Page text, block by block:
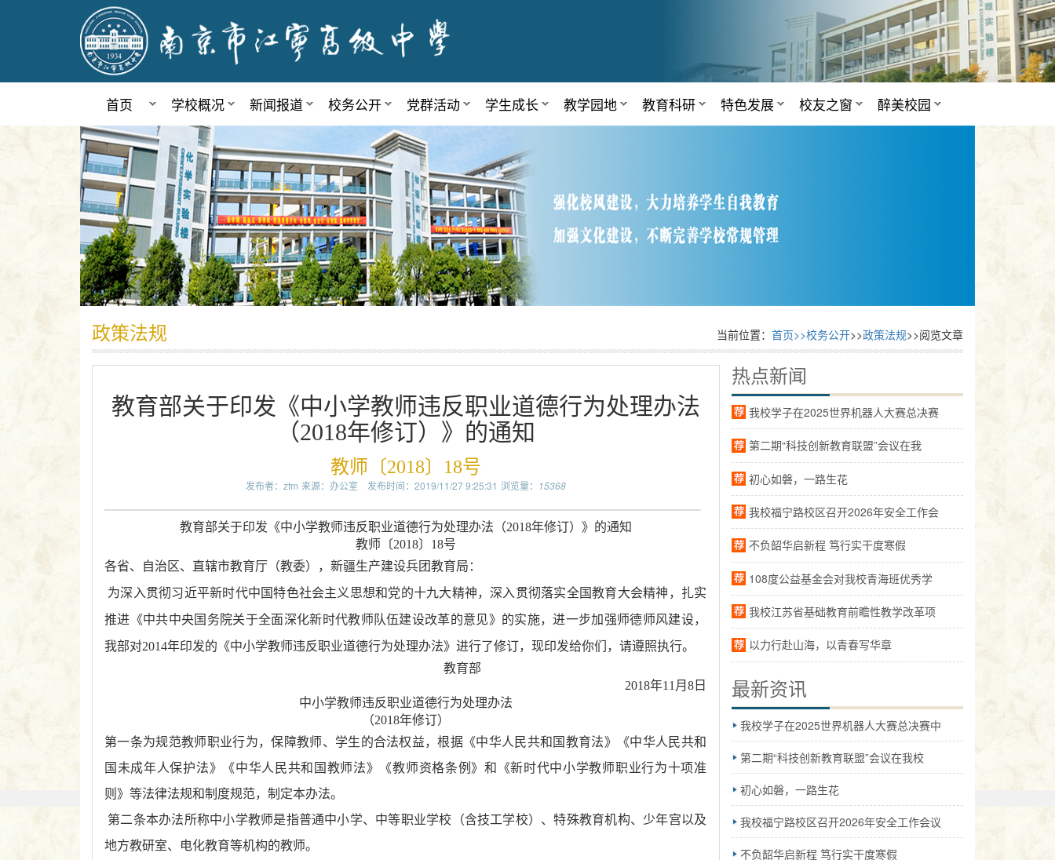
首页 学校概况 新闻报道 校务公开 党群活动 学生成长 教学园地 教育科研 特色发展 校友之窗 醉美校园
政策法规 当前位置： 首页>>校务公开>>政策法规>>阅览文章
教育部关于印发《中小学教师违反职业道德行为处理办法
（2018年修订）》的通知
教师〔2018〕18号
发布者：zfm 来源：办公室 发布时间：2019/11/27 9:25:31 浏览量： 15368
教育部关于印发《中小学教师违反职业道德行为处理办法（2018年修订）》的通知
教师〔2018〕 18号
各省、自治区、直辖市教育厅（教委），新疆生产建设兵团教育局：
为深入贯彻习近平新时代中国特色社会主义思想和党的十九大精神，深入贯彻落实全国教育大会精神，扎实
推进《中共中央国务院关于全面深化新时代教师队伍建设改革的意见》的实施，进一步加强师德师风建设，
我部对2014年印发的《中小学教师违反职业道德行为处理办法》进行了修订，现印发给你们，请遵照执行。
教育部
2018年11 月 8 日
中小学教师违反职业道德行为处理办法
（2018年修订）
第一条为规范教师职业行为，保障教师、学生的合法权益，根据《中华人民共和国教育法》《中华人民共和
国未成年人保护法》《中华人民共和国教师法》《教师资格条例》和《新时代中小学教师职业行为十项准
则》等法律法规和制度规范，制定本办法。
第二条本办法所称中小学教师是指普通中小学、中等职业学校（含技工学校）、特殊教育机构、少年宫以及
地方教研室、电化教育等机构的教师。
热点新闻
我校学子在2025世界机器人大赛总决赛
第二期“科技创新教育联盟”会议在我
初心如磐，一路生花
我校福宁路校区召开2026年安全工作会
不负韶华启新程 笃行实干度寒假
108度公益基金会对我校青海班优秀学
我校江苏省基础教育前瞻性教学改革项
以力行赴山海，以青春写华章
最新资讯
我校学子在2025世界机器人大赛总决赛中
第二期“科技创新教育联盟”会议在我校
初心如磐，一路生花
我校福宁路校区召开2026年安全工作会议
不负韶华启新程 笃行实干度寒假